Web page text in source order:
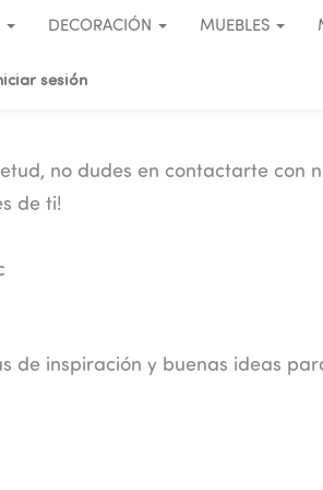
DECORACIÓN MUEBLES
sesión
no dudes en contactarte con
de ti!
de inspiración y buenas ideas